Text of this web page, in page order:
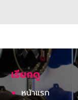
เรียกดู
หน้าแรก